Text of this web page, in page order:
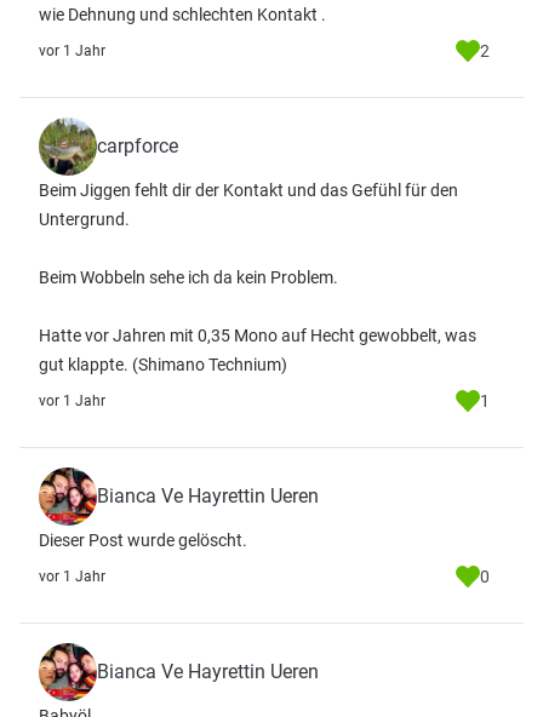
wie Dehnung und schlechten Kontakt .
vor 1 Jahr 2
carpforce
Beim Jiggen fehlt dir der Kontakt und das Gefühl für den
Untergrund.
Beim Wobbeln sehe ich da kein Problem.
Hatte vor Jahren mit 0,35 Mono auf Hecht gewobbelt, was
gut klappte. (Shimano Technium)
vor 1 Jahr 1
Bianca Ve Hayrettin Ueren
Dieser Post wurde gelöscht.
vor 1 Jahr 0
Bianca Ve Hayrettin Ueren